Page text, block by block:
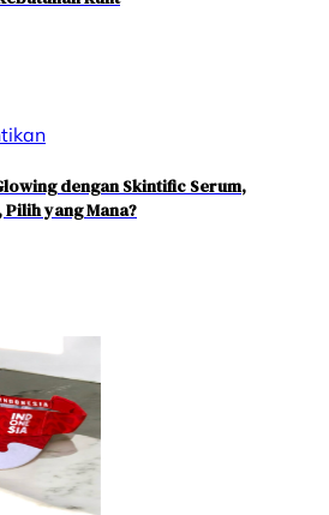
dengan Skintific Serum,
yang Mana?